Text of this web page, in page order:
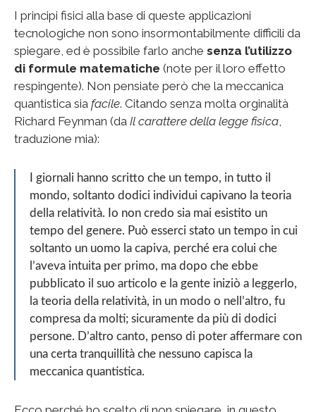
I principi fisici alla base di queste applicazioni
tecnologiche non sono insormontabilmente difficili da
spiegare, ed è possibile farlo anche senza l’utilizzo
di formule matematiche (note per il loro effetto
respingente). Non pensiate però che la meccanica
quantistica sia facile. Citando senza molta orginalità
Richard Feynman (da Il carattere della legge fisica
traduzione mia):
I giornali hanno scritto che un tempo, in tutto il
mondo, soltanto dodici individui capivano la teoria
della relatività. Io non credo sia mai esistito un
tempo del genere. Può esserci stato un tempo in cui
soltanto un uomo la capiva, perché era colui che
l’aveva intuita per primo, ma dopo che ebbe
pubblicato il suo articolo e la gente iniziò a leggerlo,
la teoria della relatività, in un modo o nell’altro, fu
compresa da molti; sicuramente da più di dodici
persone. D’altro canto, penso di poter affermare con
una certa tranquillità che nessuno capisca la
meccanica quantistica.